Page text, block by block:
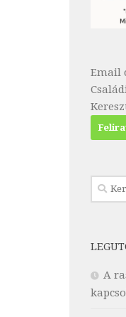
Email
Keresés:
A